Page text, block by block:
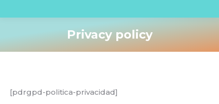
Privacy policy
[pdrgpd-politica-privacidad]